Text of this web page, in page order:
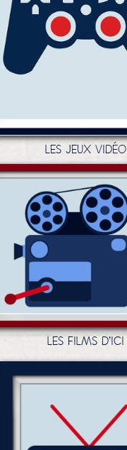
LES JEUX VIDÉO
LES FILMS D'ICI